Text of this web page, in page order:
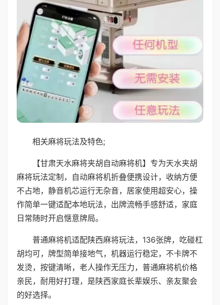
相关麻将玩法及特色;
【甘肃天水麻将夹胡自动麻将机】专为天水夹胡
麻将玩法定制，自动麻将机折叠便携设计，收纳方便
不占地，静音机芯运行无杂音，居家使用超安心，操
作简单一键适配本地玩法，出牌流畅手感舒适，家庭
日常随时开启惬意牌局。
普通麻将机适配陕西麻将玩法，136张牌，吃碰杠
胡均可，牌型简单接地气，机器运行稳定，不卡牌不
发烫，按键清晰，老人操作无压力，普通麻将机价格
亲民，耐用好打理，是陕西家庭长辈娱乐、亲友聚会
的好选择。